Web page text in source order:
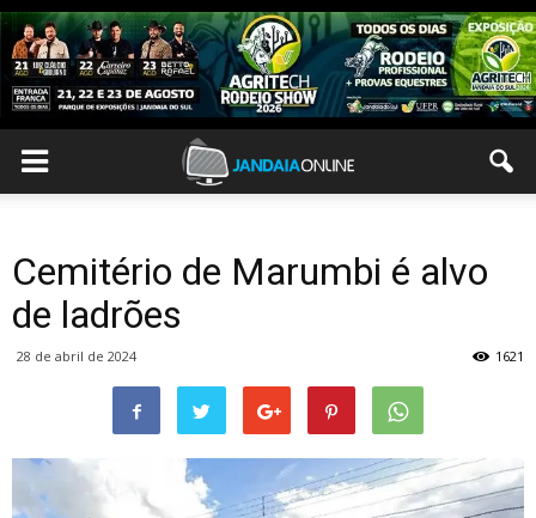
Cemitério de Marumbi é alvo
de ladrões
28 de abril de 2024 1621